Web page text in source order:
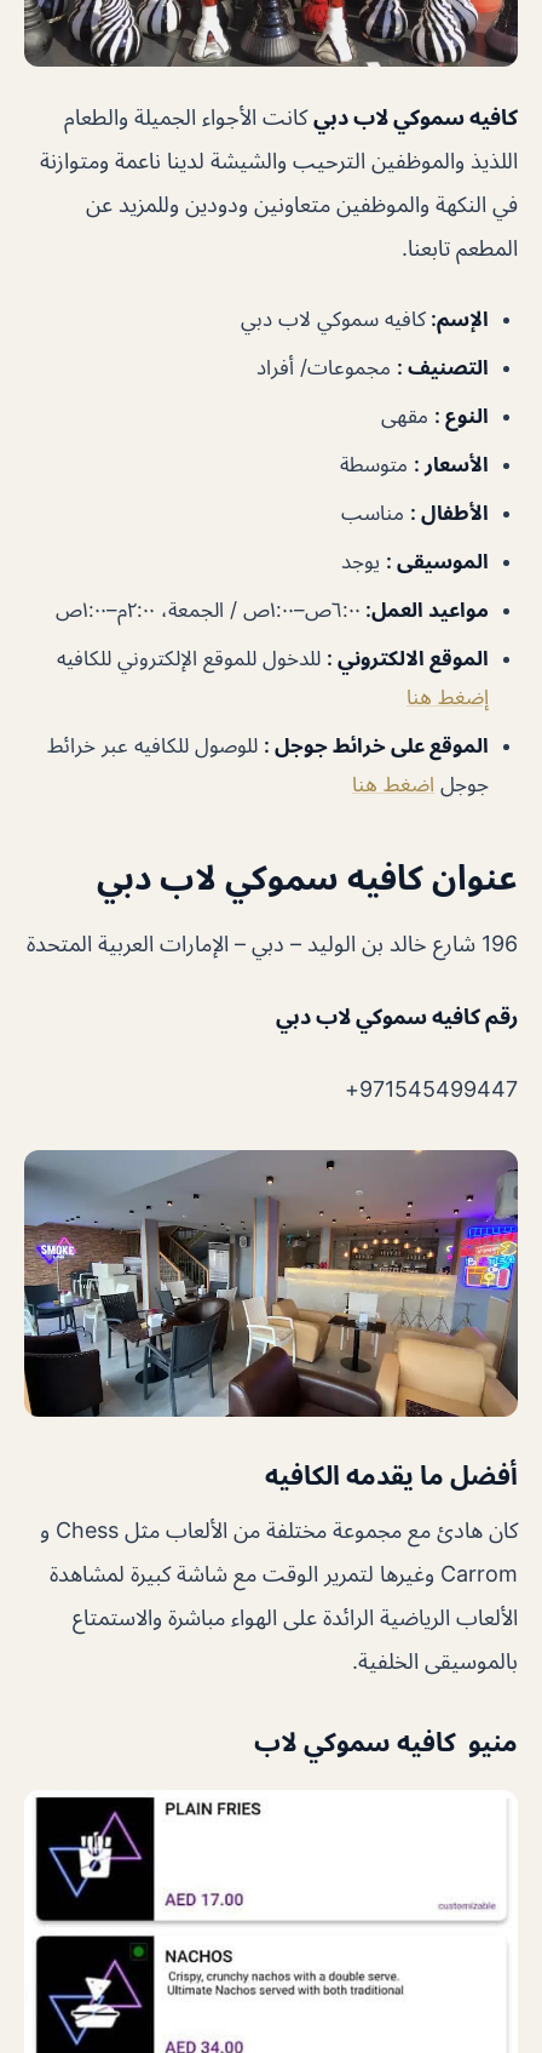
كافيه سموكي لاب دبيكانت الأجواء الجميلة والطعام
اللذيذ والموظفين الترحيب والشيشة لدينا ناعمة ومتوازنة
في النكهة والموظفين متعاونين ودودين وللمزيد عن
المطعم تابعنا.
الإسم: كافيه سموكي لاب دبي
التصنيف : مجموعات/ أفراد
النوع : مقهى
الأسعار : متوسطة
الأطفال : مناسب
الموسيقى : يوجد
مواعيد العمل: ٦:٠٠ص–١:٠٠ص / الجمعة، ٢:٠٠م–١:٠٠ص
الموقع الالكتروني : للدخول للموقع الإلكتروني للكافيه
إضغط هنا
الموقع على خرائط جوجل : للوصول للكافيه عبر خرائط
جوجل اضغط هنا
عنوان كافيه سموكي لاب دبي
196 شارع خالد بن الوليد – دبي – الإمارات العربية المتحدة
رقم كافيه سموكي لاب دبي
971545499447+
أفضل ما يقدمه الكافيه
كان هادئ مع مجموعة مختلفة من الألعاب مثل Chess و
Carrom وغيرها لتمرير الوقت مع شاشة كبيرة لمشاهدة
الألعاب الرياضية الرائدة على الهواء مباشرة والاستمتاع
بالموسيقى الخلفية.
منيو كافيه سموكي لاب